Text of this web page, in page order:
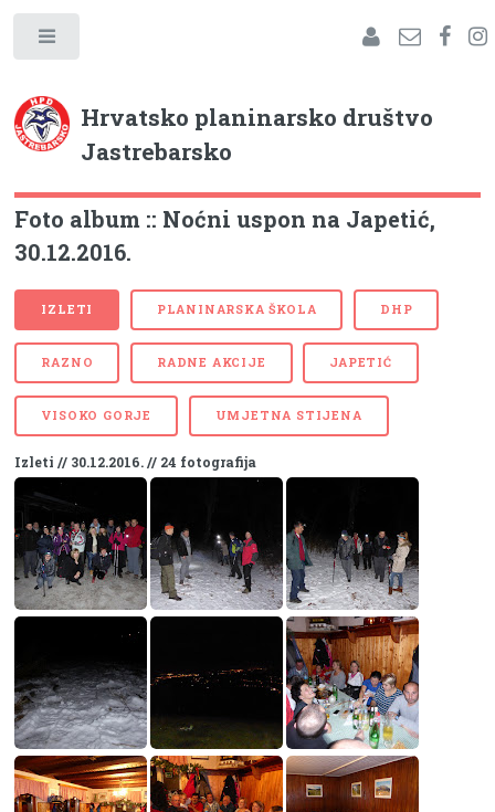
Hrvatsko planinarsko društvo
Jastrebarsko
Foto album :: Noćni uspon na Japetić,
30.12.2016.
IZLETI PLANINARSKA ŠKOLA DHP
RAZNO RADNE AKCIJE JAPETIĆ
VISOKO GORJE UMJETNA STIJENA
Izleti // 30.12.2016. // 24 fotografija